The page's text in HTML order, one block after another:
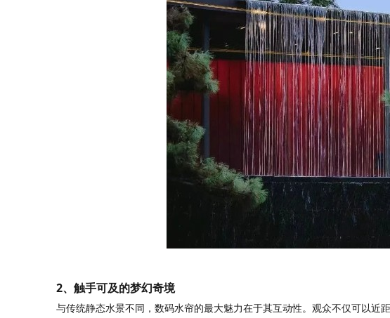
2、触手可及的梦幻奇境
与传统静态水景不同，数码水帘的最大魅力在于其互动性。观众不仅可以近